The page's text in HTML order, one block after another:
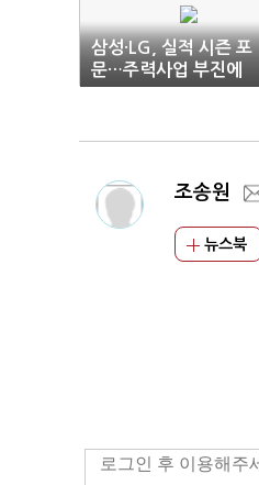
삼성·LG, 실적 시즌 포
문…주력사업 부진에
'먹구름'
조송원
뉴스북